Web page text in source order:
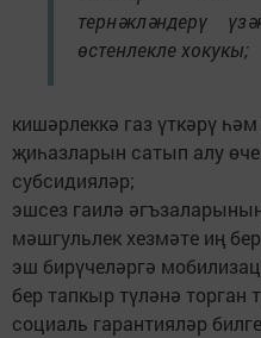
тернәкләндерү
өстенлекле хокукы;
кишәрлеккә газ үткәрү
җиһазларын сатып алу
субсидияләр;
эшсез гаилә
мәшгульлек хезмәте иң
эш бирүчеләргә
бер тапкыр түләнә торган
социаль гарантияләр